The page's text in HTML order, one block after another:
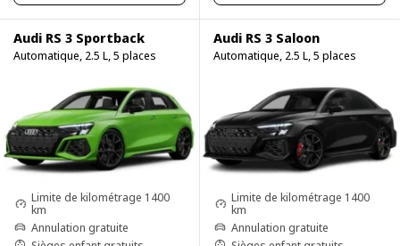
Audi RS 3 Sportback
Automatique, 2.5 L, 5 places
Limite de kilométrage 1400
km
Annulation gratuite
Audi RS 3 Saloon
Automatique, 2.5 L, 5 places
Limite de kilométrage 1400
km
Annulation gratuite